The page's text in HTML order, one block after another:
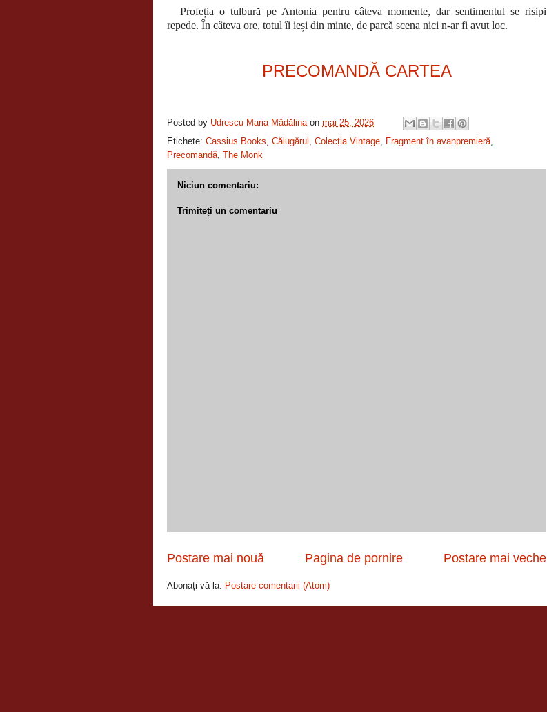
Profeția o tulbură pe Antonia pentru câteva momente, dar sentimentul se risipi
repede. În câteva ore, totul îi ieși din minte, de parcă scena nici n-ar fi avut loc.
PRECOMANDĂ CARTEA
Posted by Udrescu Maria Mădălina on mai 25, 2026
Etichete: Cassius Books Călugărul Colecția Vintage Fragment în avanpremieră
Precomandă The Monk
Niciun comentariu:
Trimiteți un comentariu
Postare mai nouă Postare mai veche
Pagina de pornire
Abonați-vă la: Postare comentarii (Atom)